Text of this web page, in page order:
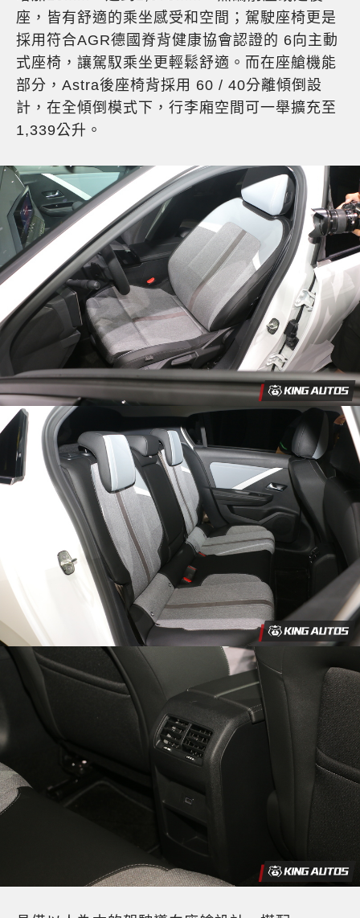
座，皆有舒適的乘坐感受和空間；駕駛座椅更是
採用符合AGR德國脊背健康協會認證的 6向主動
式座椅，讓駕馭乘坐更輕鬆舒適。而在座艙機能
部分，Astra後座椅背採用 60 / 40分離傾倒設
計，在全傾倒模式下，行李廂空間可一舉擴充至
1,339公升。